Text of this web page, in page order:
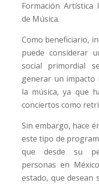
Formación Artística
de Música.
Como beneficiario,
puede considerar
social primordial
generar un impacto
la música, ya que
conciertos como
Sin embargo, hace
este tipo de
que desde su
personas en
estado, que desean